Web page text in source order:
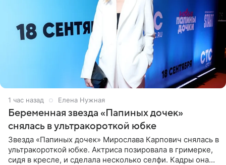
1 час назад Елена Нужная
Беременная звезда «Папиных дочек»
снялась в ультракороткой юбке
Звезда «Папиных дочек» Мирослава Карпович снялась в
ультракороткой юбке. Актриса позировала в гримерке,
сидя в кресле, и сделала несколько селфи. Кадры она